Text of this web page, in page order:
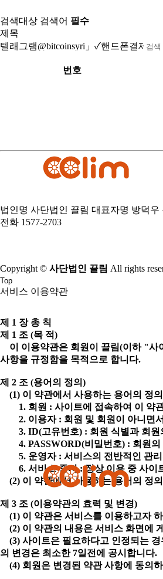
검색대상 검색어 필수
검색
번호
법인명 사단법인 끌림 대표자명 방덕우
전화 1577-2703
Copyright © 사단법인 끌림 All rights
Top
서비스 이용약관
제 1 장 총 칙
제 1 조 (목 적)
이 이용약관은 회원이 끌림(이하 "사
사항을 규정함을 목적으로 합니다.
제 2 조 (용어의 정의)
(1) 이 약관에서 사용하는 용어의 정
1. 회원 : 사이트에 접속하여 이 약관
2. 이용자 : 회원 및 회원이 아니면
3. ID(고유번호) : 회원 식별과 회원
4. PASSWORD(비밀번호) : 회원의
5. 운영자 : 서비스의 전반적인 관리
6. 서비스 중지 : 정상 이용 중 사이
(2) 이 약관에서 사용하는 용어의 정
제 3 조 (이용약관의 효력 및 변경)
(1) 이 약관은 서비스를 이용하고자
(2) 이 약관의 내용은 서비스 화면에
(3) 사이트은 필요하다고 인정되는 경
의 변경은 최소한 7일전에 공시합니다.
(4) 회원은 변경된 약관 사항에 동의